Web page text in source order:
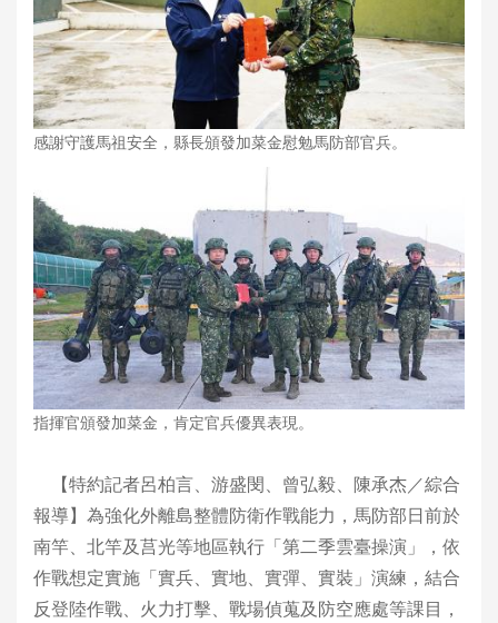
感謝守護馬祖安全，縣長頒發加菜金慰勉馬防部官兵。
指揮官頒發加菜金，肯定官兵優異表現。
【特約記者呂柏言、游盛閔、曾弘毅、陳承杰／綜合
報導】為強化外離島整體防衛作戰能力，馬防部日前於
南竿、北竿及莒光等地區執行「第二季雲臺操演」，依
作戰想定實施「實兵、實地、實彈、實裝」演練，結合
反登陸作戰、火力打擊、戰場偵蒐及防空應處等課目，